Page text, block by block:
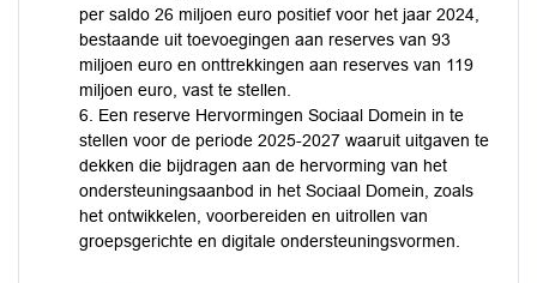
per saldo 26 miljoen euro positief voor het jaar 2024,
bestaande uit toevoegingen aan reserves van 93
miljoen euro en onttrekkingen aan reserves van 119
miljoen euro, vast te stellen.
6. Een reserve Hervormingen Sociaal Domein in te
stellen voor de periode 2025-2027 waaruit uitgaven te
dekken die bijdragen aan de hervorming van het
ondersteuningsaanbod in het Sociaal Domein, zoals
het ontwikkelen, voorbereiden en uitrollen van
groepsgerichte en digitale ondersteuningsvormen.